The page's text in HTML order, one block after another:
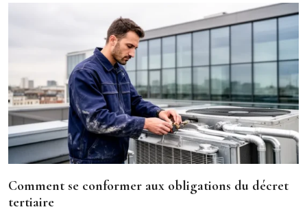
Comment se conformer aux obligations du décret
tertiaire